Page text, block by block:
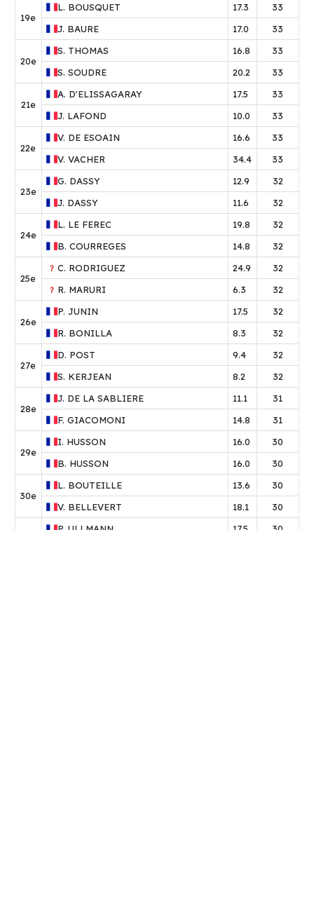
19e
L. BOUSQUET 17.3
33
J. BAURE 17.0 33
20e
S. THOMAS 16.8
33
S. SOUDRE 20.2 33
21e
A. D'ELISSAGARAY 17.5
33
J. LAFOND 10.0 33
22e
V. DE ESOAIN 16.6
33
V. VACHER 34.4 33
23e
G. DASSY 12.9
32
J. DASSY 11.6 32
24e
L. LE FEREC 19.8
32
B. COURREGES 14.8 32
25e
C. RODRIGUEZ 24.9
32
R. MARURI 6.3 32
26e
P. JUNIN 17.5
32
R. BONILLA 8.3 32
27e
D. POST 9.4
32
S. KERJEAN 8.2 32
28e
J. DE LA SABLIERE 11.1
31
F. GIACOMONI 14.8 31
29e
I. HUSSON 16.0
30
B. HUSSON 16.0 30
30e
L. BOUTEILLE 13.6
30
V. BELLEVERT 18.1 30
P. ULLMANN 17.5
30